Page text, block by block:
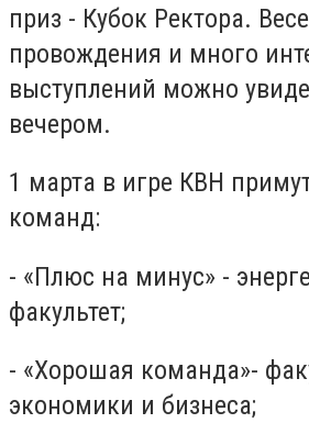
приз - Кубок Ректора.
провождения и много
выступлений можно
вечером.
1 марта в игре КВН
команд:
- «Плюс на минус» -
факультет;
- «Хорошая команда»-
экономики и бизнеса;